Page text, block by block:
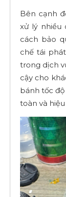
Bên cạnh
xử lý nhiều
cách bảo
chế tái
trong dịch
cậy cho
bánh tốc
toàn và hiệu